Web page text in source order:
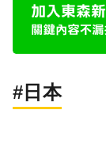
#日本